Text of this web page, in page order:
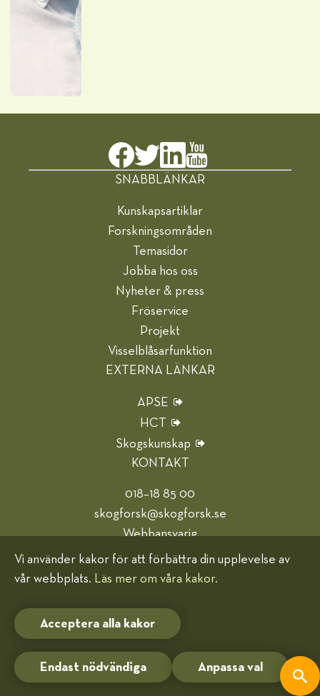
SNABBLÄNKAR
Kunskapsartiklar
Forskningsområden
Temasidor
Jobba hos oss
Nyheter & press
Fröservice
Projekt
Visselblåsarfunktion
EXTERNA LÄNKAR
APSE
HCT
Skogskunskap
KONTAKT
018–18 85 00
skogforsk@skogforsk.se
Webbansvarig
Hjälp oss bli bättre
Vi använder kakor för att förbättra din upplevelse av
vår webbplats. Läs mer om våra kakor.
Acceptera alla kakor
Endast nödvändiga Anpassa val